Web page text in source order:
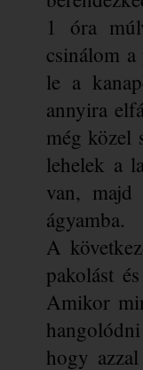
1 óra
csinálom
le a
annyira
még közel
lehelek a
van, majd
ágyamba.
A
pakolást
Amikor
hogy